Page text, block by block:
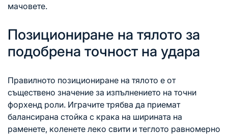
мачовете.
Позициониране на тялото за
подобрена точност на удара
Правилното позициониране на тялото е от
съществено значение за изпълнението на точни
форхенд роли. Играчите трябва да приемат
балансирана стойка с крака на ширината на
раменете, коленете леко свити и теглото равномерно